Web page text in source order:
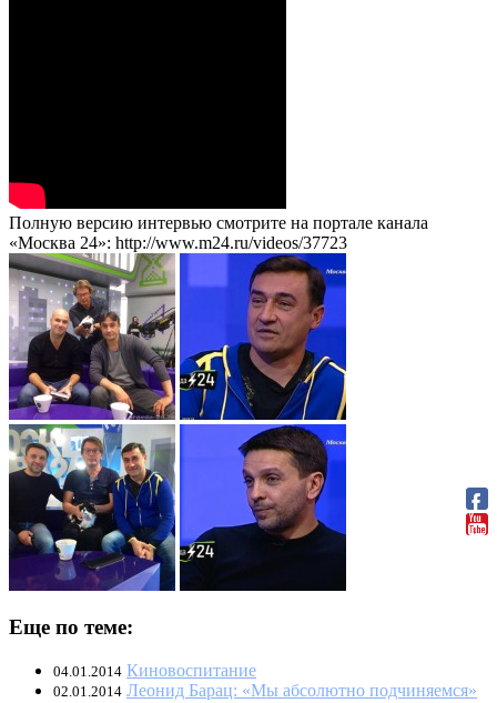
Полную версию интервью смотрите на портале канала
«Москва 24»: http://www.m24.ru/videos/37723
Еще по теме:
04.01.2014 Киновоспитание
02.01.2014 Леонид Барац: «Мы абсолютно подчиняемся»